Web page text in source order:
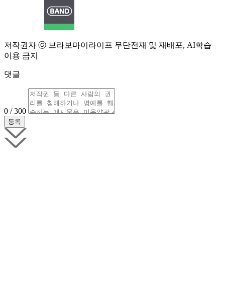
저작권자 ⓒ 브라보마이라이프 무단전재 및 재배포, AI학습
이용 금지
댓글
0 / 300